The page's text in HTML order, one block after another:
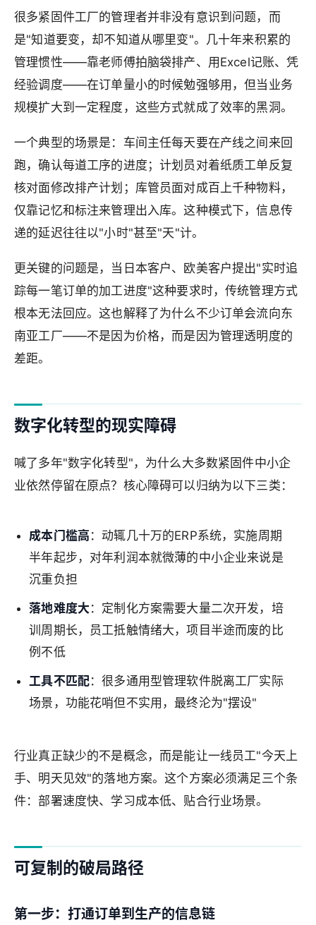
很多紧固件工厂的管理者并非没有意识到问题，而
是"知道要变，却不知道从哪里变"。几十年来积累的
管理惯性——靠老师傅拍脑袋排产、用Excel记账、凭
经验调度——在订单量小的时候勉强够用，但当业务
规模扩大到一定程度，这些方式就成了效率的黑洞。
一个典型的场景是：车间主任每天要在产线之间来回
跑，确认每道工序的进度；计划员对着纸质工单反复
核对面修改排产计划；库管员面对成百上千种物料，
仅靠记忆和标注来管理出入库。这种模式下，信息传
递的延迟往往以"小时"甚至"天"计。
更关键的问题是，当日本客户、欧美客户提出"实时追
踪每一笔订单的加工进度"这种要求时，传统管理方式
根本无法回应。这也解释了为什么不少订单会流向东
南亚工厂——不是因为价格，而是因为管理透明度的
差距。
数字化转型的现实障碍
喊了多年"数字化转型"，为什么大多数紧固件中小企
业依然停留在原点？核心障碍可以归纳为以下三类：
成本门槛高 ：动辄几十万的ERP系统，实施周期
半年起步，对年利润本就微薄的中小企业来说是
沉重负担
落地难度大 ：定制化方案需要大量二次开发，培
训周期长，员工抵触情绪大，项目半途而废的比
例不低
工具不匹配：很多通用型管理软件脱离工厂实际
场景，功能花哨但不实用，最终沦为"摆设"
行业真正缺少的不是概念，而是能让一线员工"今天上
手、明天见效"的落地方案。这个方案必须满足三个条
件：部署速度快、学习成本低、贴合行业场景。
可复制的破局路径
第一步：打通订单到生产的信息链